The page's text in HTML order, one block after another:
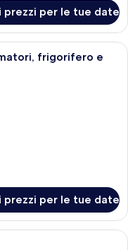
prezzi per le tue date
d'albergo con un letto
frigorifero e
prezzi per le tue date
d'albergo con un letto,